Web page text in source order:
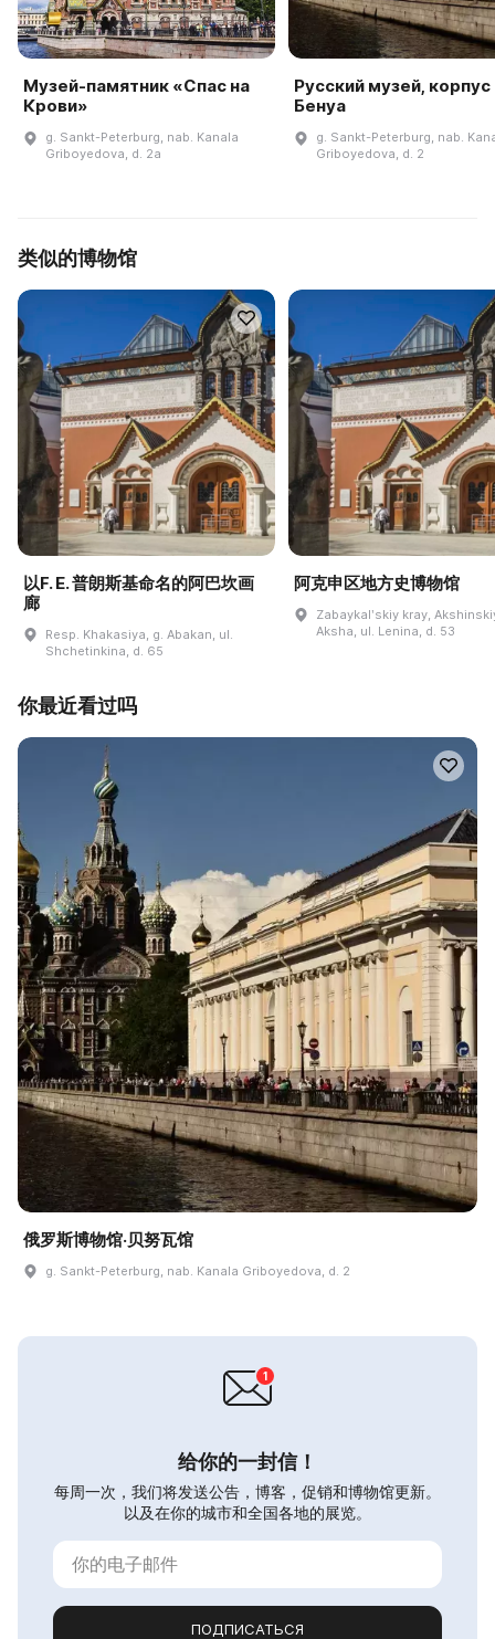
Музей-памятник «Спас на
Крови»
g. Sankt-Peterburg, nab. Kanala
Griboyedova, d. 2a
Русский музей, корпус
Бенуа
g. Sankt-Peterburg, nab.
Griboyedova, d. 2
类似的博物馆
以F. E. 普朗斯基命名的阿巴坎画
廊
Resp. Khakasiya, g. Abakan, ul.
Shchetinkina, d. 65
阿克申区地方史博物馆
Zabaykalʹskiy kray,
Aksha, ul. Lenina, d. 53
你最近看过吗
俄罗斯博物馆·贝努瓦馆
g. Sankt-Peterburg, nab. Kanala Griboyedova, d. 2
给你的一封信！
每周一次，我们将发送公告，博客，促销和博物馆更新。
以及在你的城市和全国各地的展览。
ПОДПИСАТЬСЯ